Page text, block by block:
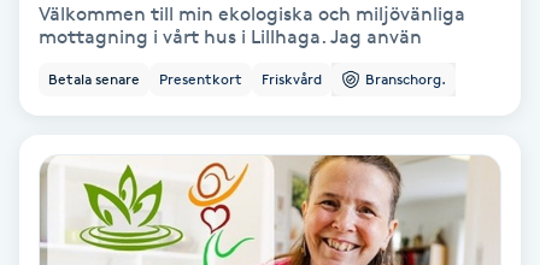
NBE-massage
Ny frisyr
Olaplexbehandling
Välkommen till min ekologiska och miljövänliga
mottagning i vårt hus i Lillhaga. Jag använ
Betala senare Presentkort Friskvård Branschorg.